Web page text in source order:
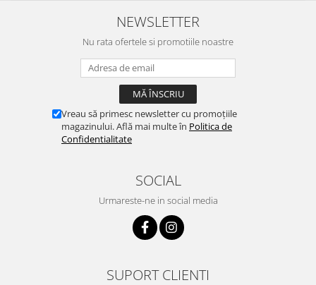
NEWSLETTER
Nu rata ofertele si promotiile noastre
Vreau să primesc newsletter cu promoțiile
magazinului. Află mai multe în Politica de
Confidentialitate
SOCIAL
Urmareste-ne in social media
SUPORT CLIENTI